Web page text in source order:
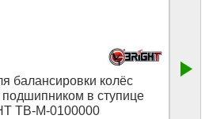
балансировки колёс
подшипником в ступице
TB-M-0100000